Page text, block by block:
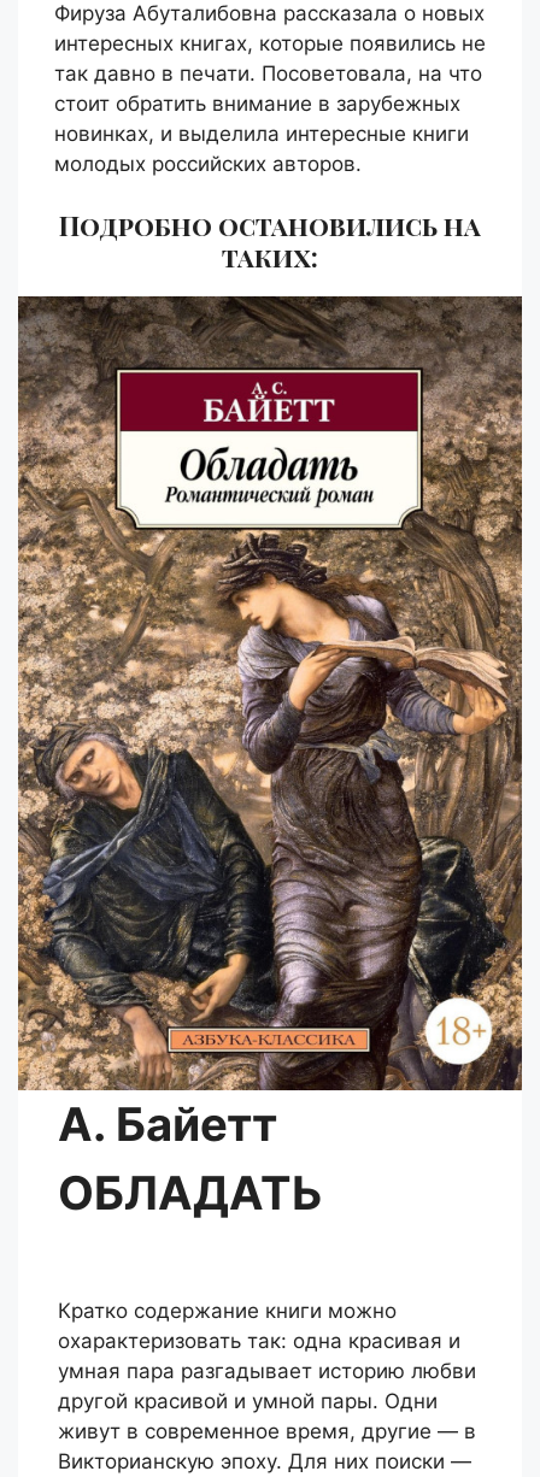
Фируза Абуталибовна рассказала о новых
интересных книгах, которые появились не
так давно в печати. Посоветовала, на что
стоит обратить внимание в зарубежных
новинках, и выделила интересные книги
молодых российских авторов.
Подробно остановились на
таких:
А. Байетт
ОБЛАДАТЬ
Кратко содержание книги можно
охарактеризовать так: одна красивая и
умная пара разгадывает историю любви
другой красивой и умной пары. Одни
живут в современное время, другие — в
Викторианскую эпоху. Для них поиски —